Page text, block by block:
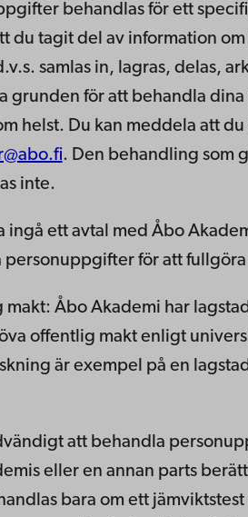
behandlas för ett
du tagit del av information
samlas in, lagras, delas,
grunden för att behandla
helst. Du kan meddela att
. Den behandling som
inte.
ingå ett avtal med Åbo
för att
Åbo Akademi har
offentlig makt enligt
är exempel på en
att behandla
eller en annan parts
bara om ett